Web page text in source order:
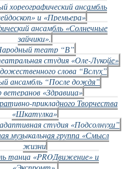
хореографический ансамбль
и «Премьера»
ансамбль «Солнечные
зайчики».
театр “В”
студия «Оле-Лукойе»
слова “Вслух”
ансамбль “После дождя”
ветеранов «Здравица»
прикладного Творчества
«Шкатулка»
студия «Подсолнухи”
музыкальная группа «Смысл
жизни
танца «PROДвижение» и